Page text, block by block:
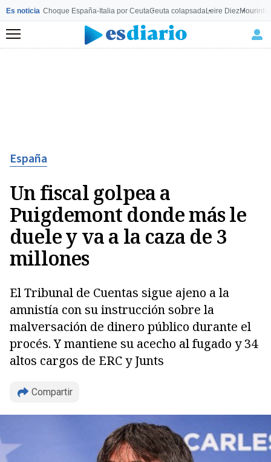
Es noticia Choque España-Italia por CeutaCeuta colapsadaLeire Diez
Menú
España
Un fiscal golpea a
Puigdemont donde más le
duele y va a la caza de 3
millones
El Tribunal de Cuentas sigue ajeno a la
amnistía con su instrucción sobre la
malversación de dinero público durante el
procés. Y mantiene su acecho al fugado y 34
altos cargos de ERC y Junts
Compartir